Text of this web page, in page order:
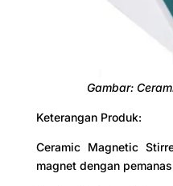
Gambar:
Keterangan Produk:
Ceramic Magnetic
magnet dengan